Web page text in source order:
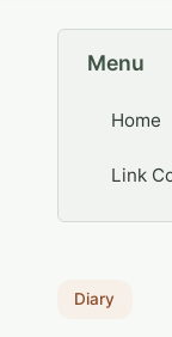
Menu
Home
Link
Diary